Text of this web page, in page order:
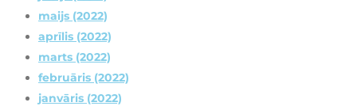
maijs (2022)
aprīlis (2022)
marts (2022)
februāris (2022)
janvāris (2022)